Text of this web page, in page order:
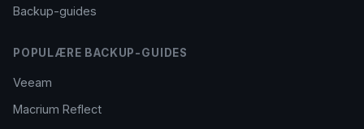
Backup-guides
POPULÆRE BACKUP-GUIDES
Veeam
Macrium Reflect